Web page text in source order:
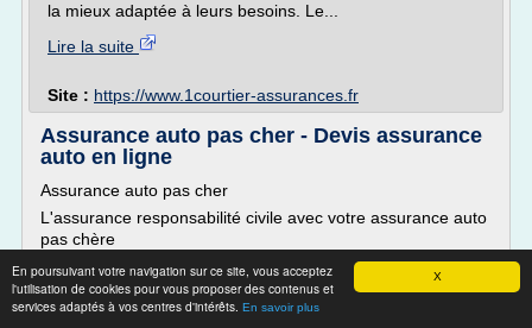
X
En poursuivant votre navigation sur ce site, vous acceptez
l'utilisation de cookies pour vous proposer des contenus et
services adaptés à vos centres d'intérêts. En savoir plus
la mieux adaptée à leurs besoins. Le...
Lire la suite
Site : https://www.1courtier-assurances.fr
Assurance auto pas cher - Devis assurance
auto en ligne
Assurance auto pas cher
L'assurance responsabilité civile avec votre assurance auto
pas chère
Certains états exigent un certain niveau d'assurance de
responsabilité minimum parce que c'est la couverture qui
paie pour les dommages que vous faites aux d'autres - y